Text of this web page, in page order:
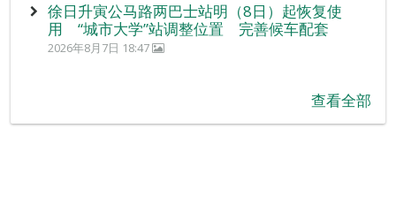
徐日升寅公马路两巴士站明（8日）起恢复使
用 “城市大学”站调整位置 完善候车配套
2026年8月7日 18:47
查看全部